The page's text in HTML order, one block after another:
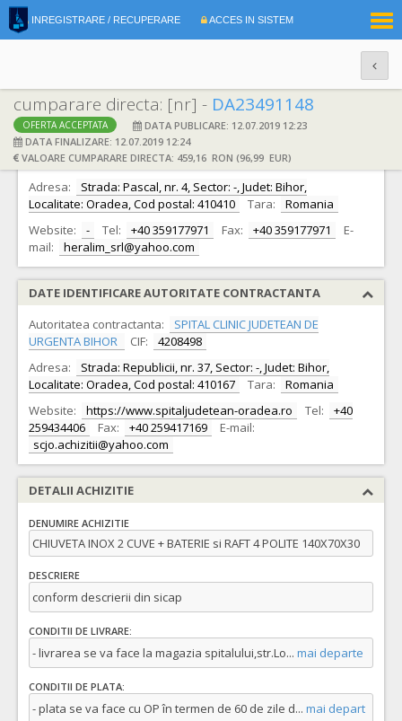
INREGISTRARE / RECUPERARE ACCES IN SISTEM
cumparare directa: [nr] - DA23491148
OFERTA ACCEPTATA
DATA PUBLICARE: 12.07.2019 12:23
DATA FINALIZARE: 12.07.2019 12:24
VALOARE CUMPARARE DIRECTA: 459,16 RON (96,99 EUR)
DATE IDENTIFICARE OFERTANT
Ofertant: S.C. HERALIM S.R.L. CIF: 21719948
Adresa:
Strada: Pascal, nr. 4, Sector: -, Judet: Bihor,
Localitate: Oradea, Cod postal: 410410
Tara:
Romania
Website:
- Tel: +40 359177971 Fax: +40 359177971
E-
mail:
heralim_srl@yahoo.com
DATE IDENTIFICARE AUTORITATE CONTRACTANTA
Autoritatea contractanta:
SPITAL CLINIC JUDETEAN DE
URGENTA BIHOR
CIF:
4208498
Adresa:
Strada: Republicii, nr. 37, Sector: -, Judet: Bihor,
Localitate: Oradea, Cod postal: 410167
Tara:
Romania
Website:
https://www.spitaljudetean-oradea.ro Tel:
+40
259434406
Fax: +40 259417169
E-mail:
scjo.achizitii@yahoo.com
DETALII ACHIZITIE
DENUMIRE ACHIZITIE
CHIUVETA INOX 2 CUVE + BATERIE si RAFT 4 POLITE 140X70X30
DESCRIERE
conform descrierii din sicap
CONDITII DE LIVRARE:
- livrarea se va face la magazia spitalului,str.Lo... mai departe
CONDITII DE PLATA:
- plata se va face cu OP în termen de 60 de zile d... mai depart